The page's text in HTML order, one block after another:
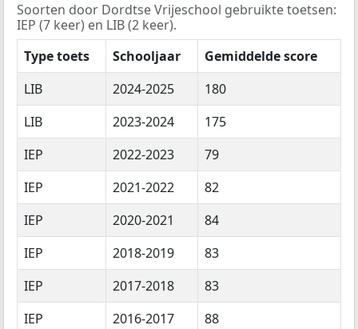
Soorten door Dordtse Vrijeschool gebruikte toetsen:
IEP (7 keer) en LIB (2 keer).
Type toets
Schooljaar
Gemiddelde score
LIB
2024-2025
180
LIB
2023-2024
175
IEP
2022-2023
79
IEP
2021-2022
82
IEP
2020-2021
84
IEP
2018-2019
83
IEP
2017-2018
83
IEP
2016-2017
88